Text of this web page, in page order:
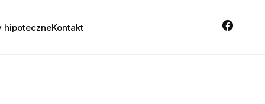
hipoteczneKontakt